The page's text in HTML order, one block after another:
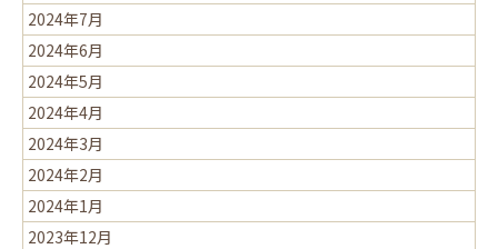
2024年7月
2024年6月
2024年5月
2024年4月
2024年3月
2024年2月
2024年1月
2023年12月